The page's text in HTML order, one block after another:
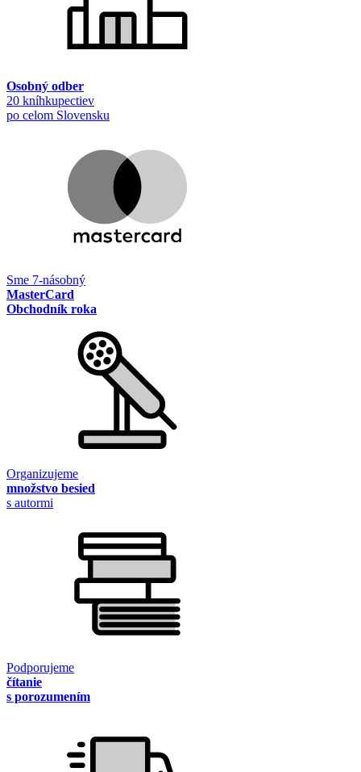
Osobný odber
20 kníhkupectiev
po celom Slovensku
Sme 7-násobný
MasterCard
Obchodník roka
Organizujeme
množstvo besied
s autormi
Podporujeme
čítanie
s porozumením